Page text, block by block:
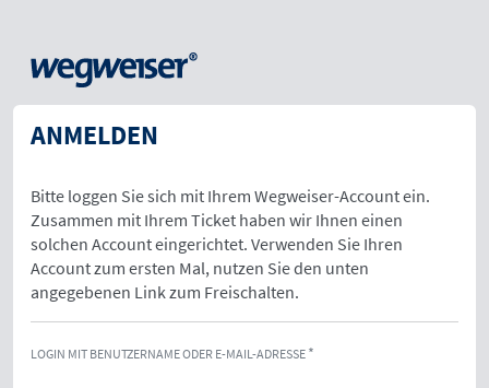
ANMELDEN
Bitte loggen Sie sich mit Ihrem Wegweiser-Account ein.
Zusammen mit Ihrem Ticket haben wir Ihnen einen
solchen Account eingerichtet. Verwenden Sie Ihren
Account zum ersten Mal, nutzen Sie den unten
angegebenen Link zum Freischalten.
LOGIN MIT BENUTZERNAME ODER E-MAIL-ADRESSE